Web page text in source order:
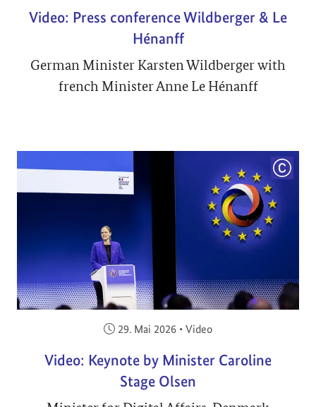
Video: Press conference Wildberger & Le
Hénanff
German Minister Karsten Wildberger with
french Minister Anne Le Hénanff
Veröffentlicht am:
29. Mai 2026 • Video
Video: Keynote by Minister Caroline
Stage Olsen